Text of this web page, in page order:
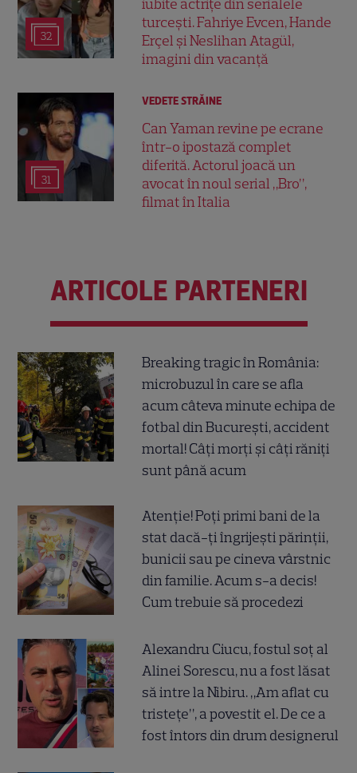
32
iubite actrițe din serialele
turcești. Fahriye Evcen, Hande
Erçel și Neslihan Atagül,
imagini din vacanță
31
VEDETE STRĂINE
Can Yaman revine pe ecrane
într-o ipostază complet
diferită. Actorul joacă un
avocat în noul serial „Bro”,
filmat în Italia
ARTICOLE PARTENERI
Breaking tragic în România:
microbuzul în care se afla
acum câteva minute echipa de
fotbal din București, accident
mortal! Câți morți și câți răniți
sunt până acum
Atenție! Poți primi bani de la
stat dacă-ți îngrijești părinții,
bunicii sau pe cineva vârstnic
din familie. Acum s-a decis!
Cum trebuie să procedezi
Alexandru Ciucu, fostul soț al
Alinei Sorescu, nu a fost lăsat
să intre la Nibiru. „Am aflat cu
tristețe”, a povestit el. De ce a
fost întors din drum designerul